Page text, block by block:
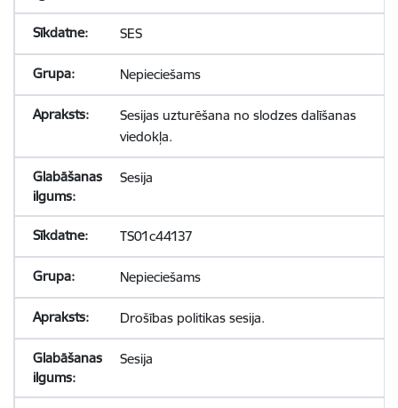
SES
Nepieciešams
Sesijas uzturēšana no slodzes dalīšanas
viedokļa.
Sesija
TS01c44137
Nepieciešams
Drošības politikas sesija.
Sesija